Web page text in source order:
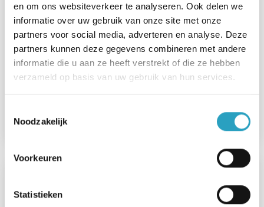
en om ons websiteverkeer te analyseren. Ook delen we
informatie over uw gebruik van onze site met onze
partners voor social media, adverteren en analyse. Deze
partners kunnen deze gegevens combineren met andere
informatie die u aan ze heeft verstrekt of die ze hebben
verzameld op basis van uw gebruik van hun services.
Noodzakelijk
Voorkeuren
Statistieken
Lees meer